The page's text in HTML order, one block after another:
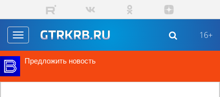
Перейти к основному содержанию
Toggle
navigation
16+
Предложить новость